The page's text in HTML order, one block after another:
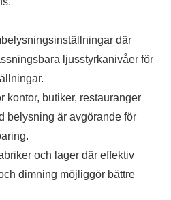
där
ljusstyrkanivåer för
kontor, butiker, restauranger
belysning är avgörande för
och lager där effektiv
dimning möjliggör bättre